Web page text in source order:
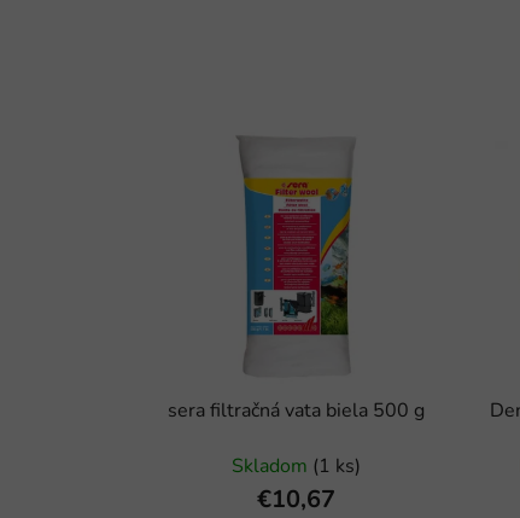
sera filtračná vata biela 500 g
Skladom (1 ks)
€10,67